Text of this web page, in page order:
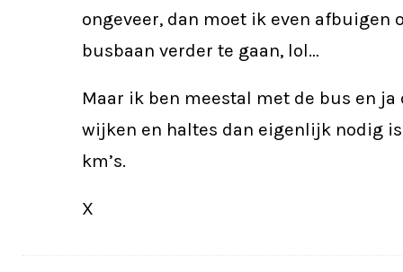
ongeveer, dan moet ik even afbuigen
busbaan verder te gaan, lol…
Maar ik ben meestal met de bus en ja
wijken en haltes dan eigenlijk nodig
km’s.
X